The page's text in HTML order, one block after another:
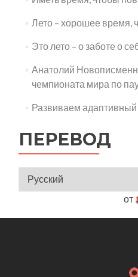
Лето – хорошее время,
Это лето – о заботе о
Анатолий
чемпионата мира по
Развиваем адаптивный
ПЕРЕВОД
от